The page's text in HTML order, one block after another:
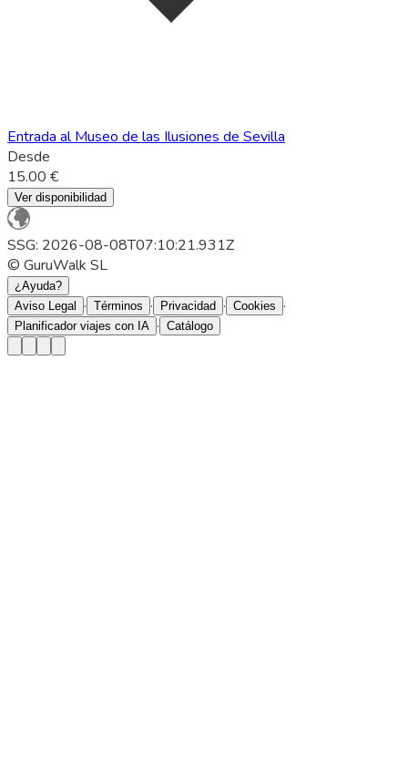
Entrada al Museo de las Ilusiones de Sevilla
Desde
15.00 €
Ver disponibilidad
SSG: 2026-08-08T07:10:21.931Z
© GuruWalk SL
¿Ayuda?
Aviso Legal
· Términos · Privacidad · Cookies ·
Planificador viajes con IA · Catálogo